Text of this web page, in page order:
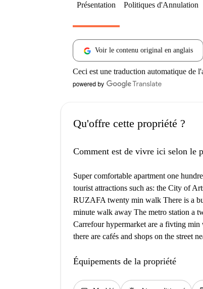
Présentation Politiques d'Annulation
Voir le contenu original en anglais
Ceci est une traduction automatique de
Qu'offre cette propriété ?
Comment est de vivre ici selon le
Super comfortable apartment one
tourist attractions such as: the City of
RUZAFA twenty min walk There is a
minute walk away The metro station a
Carrefour hypermarket are a fivting min
there are cafés and shops on the street
Équipements de la propriété